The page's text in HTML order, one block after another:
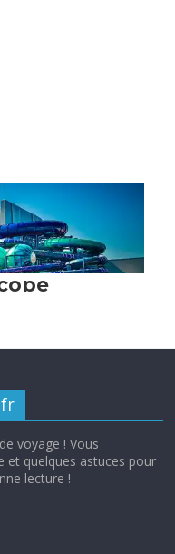
voyage ! Vous
et quelques astuces pour
lecture !